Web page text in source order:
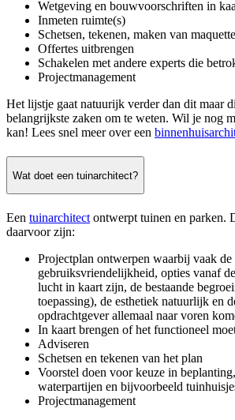
Wetgeving en bouwvoorschriften in
Inmeten ruimte(s)
Schetsen, tekenen, maken van
Offertes uitbrengen
Schakelen met andere experts die
Projectmanagement
Het lijstje gaat natuurijk verder dan dit maar
belangrijkste zaken om te weten. Wil je nog
kan! Lees snel meer over een
Wat doet een tuinarchitect?
Een tuinarchitect ontwerpt tuinen en parken.
daarvoor zijn:
Projectplan ontwerpen waarbij vaak de
gebruiksvriendelijkheid, opties vanaf
lucht in kaart zijn, de bestaande
toepassing), de esthetiek natuurlijk en
opdrachtgever allemaal naar voren
In kaart brengen of het functioneel
Adviseren
Schetsen en tekenen van het plan
Voorstel doen voor keuze in
waterpartijen en bijvoorbeeld
Projectmanagement